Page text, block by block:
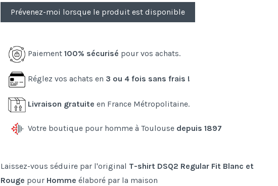
Paiement100% sécurisé pour vos achats.
Réglez vos achats en 3 ou 4 fois sans frais !
Livraison gratuite en France Métropolitaine.
Votre boutique pour homme à Toulouse depuis 1897
Laissez-vous séduire par l'original T-shirt DSQ2 Regular Fit Blanc et
Rouge pour Hommeélaboré par la maison